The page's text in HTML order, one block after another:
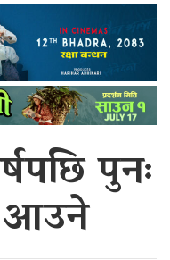
पुनः
आउने